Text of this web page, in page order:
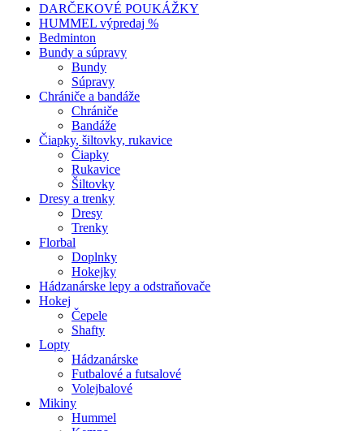
DARČEKOVÉ POUKÁŽKY
HUMMEL výpredaj %
Bedminton
Bundy a súpravy
Bundy
Súpravy
Chrániče a bandáže
Chrániče
Bandáže
Čiapky, šiltovky, rukavice
Čiapky
Rukavice
Šiltovky
Dresy a trenky
Dresy
Trenky
Florbal
Doplnky
Hokejky
Hádzanárske lepy a odstraňovače
Hokej
Čepele
Shafty
Lopty
Hádzanárske
Futbalové a futsalové
Volejbalové
Mikiny
Hummel